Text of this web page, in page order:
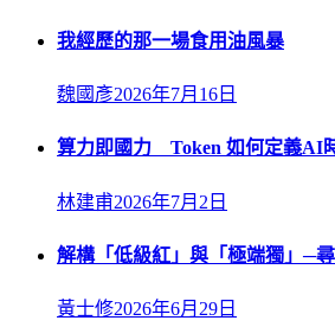
我經歷的那一場食用油風暴
魏國彥2026年7月16日
算力即國力 Token 如何定義AI
林建甫2026年7月2日
解構「低級紅」與「極端獨」─
黃士修2026年6月29日